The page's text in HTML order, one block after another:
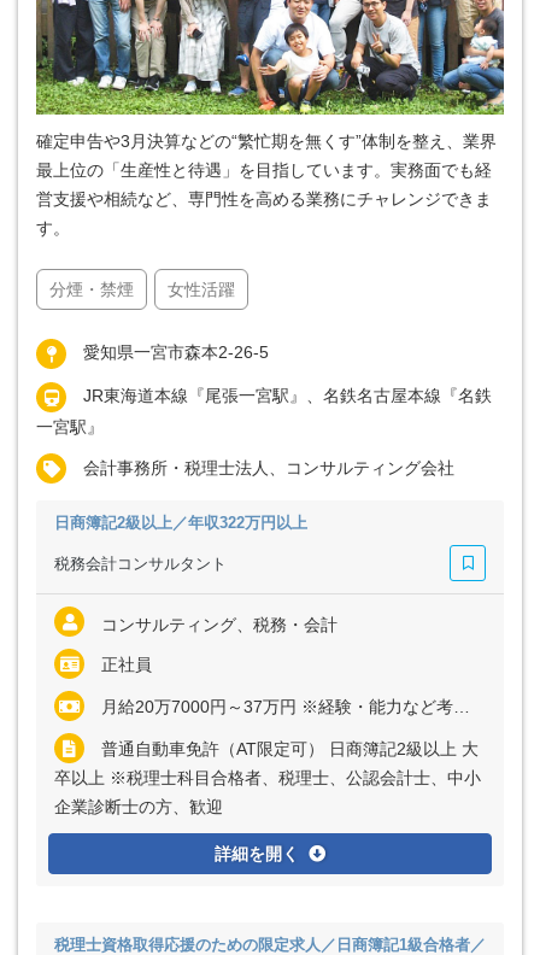
確定申告や3月決算などの“繁忙期を無くす”体制を整え、業界
最上位の「生産性と待遇」を目指しています。実務面でも経
営支援や相続など、専門性を高める業務にチャレンジできま
す。
分煙・禁煙 女性活躍
愛知県一宮市森本2-26-5
JR東海道本線『尾張一宮駅』、名鉄名古屋本線『名鉄
一宮駅』
会計事務所・税理士法人、コンサルティング会社
日商簿記2級以上／年収322万円以上
税務会計コンサルタント
コンサルティング、税務・会計
正社員
月給20万7000円～37万円 ※経験・能力など考慮の上、決定いたします ※残業代は全額支給
普通自動車免許（AT限定可） 日商簿記2級以上 大
卒以上 ※税理士科目合格者、税理士、公認会計士、中小
企業診断士の方、歓迎
詳細を開く
税理士資格取得応援のための限定求人／日商簿記1級合格者／